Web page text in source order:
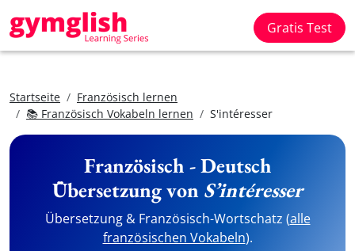
Gratis Test
Startseite
Französisch lernen
📚 Französisch Vokabeln lernen
S'intéresser
Französisch - Deutsch
Übersetzung von S’intéresser
Übersetzung & Französisch-Wortschatz (alle
französischen Vokabeln).